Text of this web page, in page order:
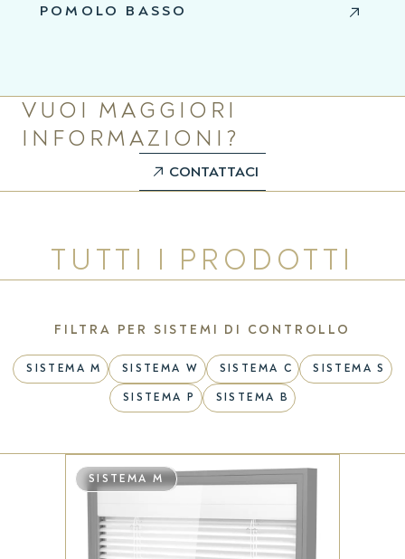
POMOLO BASSO
VUOI MAGGIORI
INFORMAZIONI?
CONTATTACI
TUTTI I PRODOTTI
FILTRA PER SISTEMI DI CONTROLLO
SISTEMA M SISTEMA W SISTEMA C SISTEMA S
SISTEMA P SISTEMA B
SISTEMA M